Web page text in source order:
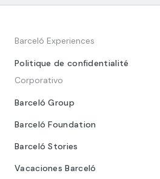
Barceló Experiences
Politique de confidentialité
Corporativo
Barceló Group
Barceló Foundation
Barceló Stories
Vacaciones Barceló